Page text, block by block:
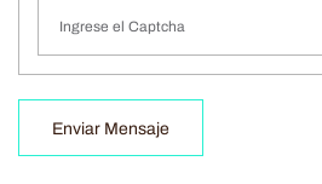
Enviar Mensaje